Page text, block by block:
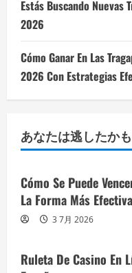
Estás Buscando Nuevas
2026
Cómo Ganar En Las
2026 Con Estrategias
あなたは逃したか
Cómo Se Puede
La Forma Más Efectiva
3 7月 2026
Ruleta De Casino En